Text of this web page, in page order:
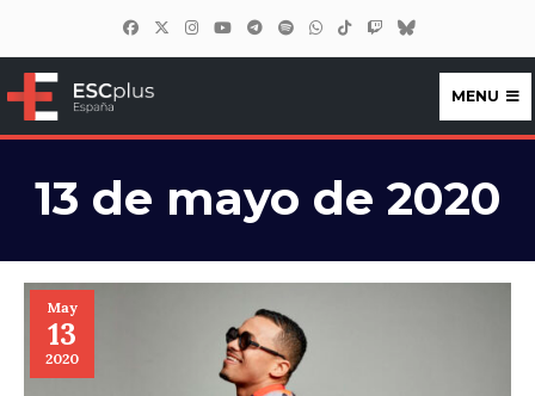
ESCplus España
MENU
13 de mayo de 2020
May
13
2020